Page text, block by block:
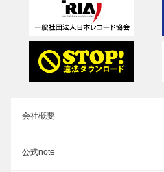
会社概要
公式note